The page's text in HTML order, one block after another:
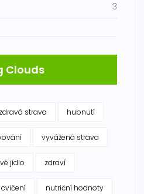
3
Clouds
zdravá strava hubnutí
vyvážená strava
jídlo zdraví
cvičení nutriční hodnoty